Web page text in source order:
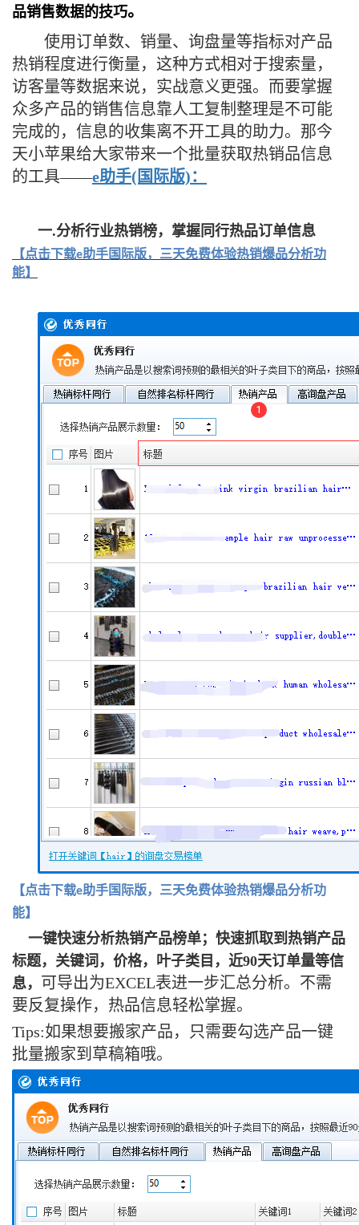
品销售数据的技巧。
使用订单数、销量、询盘量等指标对产品
热销程度进行衡量，这种方式相对于搜索量，
访客量等数据来说，实战意义更强。而要掌握
众多产品的销售信息靠人工复制整理是不可能
完成的，信息的收集离不开工具的助力。那今
天小苹果给大家带来一个批量获取热销品信息
的工具——e助手(国际版)：
一.分析行业热销榜，掌握同行热品订单信息
【点击下载e助手国际版，三天免费体验热销爆品分析功
能】
【点击下载e助手国际版，三天免费体验热销爆品分析功
能】
一键快速分析热销产品榜单；快速抓取到热销产品
标题，关键词，价格，叶子类目，近90天订单量等信
息， 可导出为EXCEL表进一步汇总分析。不需
要反复操作，热品信息轻松掌握。
Tips:如果想要搬家产品，只需要勾选产品一键
批量搬家到草稿箱哦。